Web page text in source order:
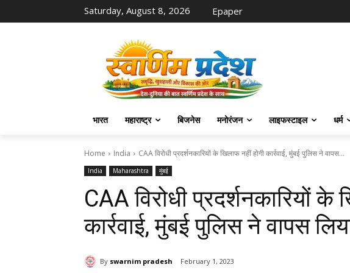
Saturday, August 8, 2026 Epaper
भारत महाराष्ट्र बिजनेस मनोरंजन लाइफस्‍टाइल धर्म
Home India CAA विरोधी प्रदर्शनकारियों के खिलाफ नहीं होगी कार्रवाई, मुंबई पुलिस ने वापस...
India Maharashtra मुंबई
CAA विरोधी प्रदर्शनकारियों के
कार्रवाई, मुंबई पुलिस ने वापस
By swarnim pradesh February 1, 2023